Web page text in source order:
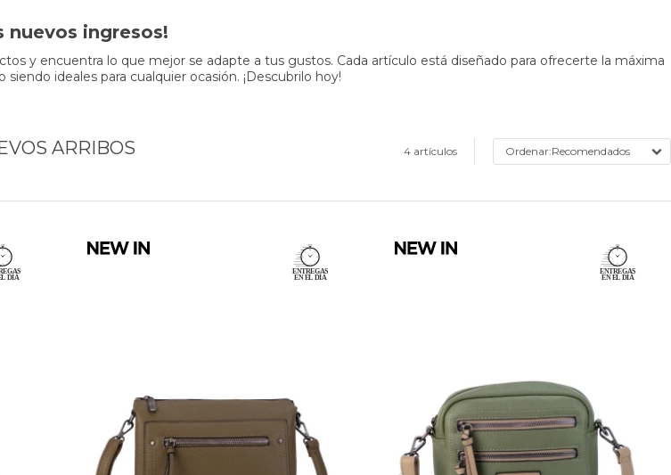
nuevos ingresos!
y encuentra lo que mejor se adapte a tus gustos. Cada artículo está diseñado para ofrecerte la máxima
ideales para cualquier ocasión. ¡Descubrilo hoy!
ARRIBOS 4 artículos Recomendados